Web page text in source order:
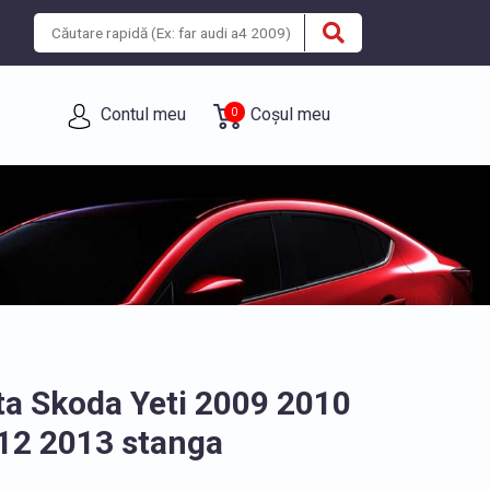
Contul meu 0 Coșul meu
Skoda Yeti 2009 2010
2013 stanga